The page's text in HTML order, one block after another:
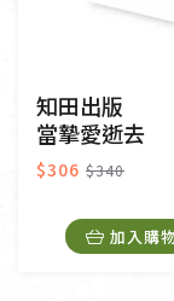
知田出版
當摯愛逝去
$306 $340
加入購